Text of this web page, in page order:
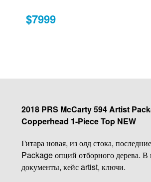
$7999
2018 PRS McCarty 594 Artist
Copperhead 1-Piece Top NEW
Гитара новая, из олд стока,
Package опций отборного дерева. В
документы, кейс artist, ключи.